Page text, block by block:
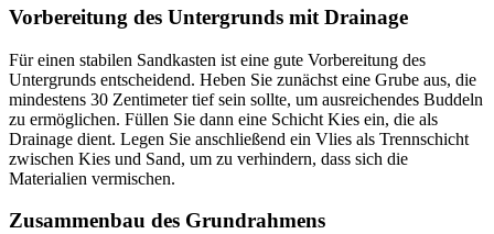
Vorbereitung des Untergrunds mit Drainage
Für einen stabilen Sandkasten ist eine gute Vorbereitung des
Untergrunds entscheidend. Heben Sie zunächst eine Grube aus, die
mindestens 30 Zentimeter tief sein sollte, um ausreichendes Buddeln
zu ermöglichen. Füllen Sie dann eine Schicht Kies ein, die als
Drainage dient. Legen Sie anschließend ein Vlies als Trennschicht
zwischen Kies und Sand, um zu verhindern, dass sich die
Materialien vermischen.
Zusammenbau des Grundrahmens